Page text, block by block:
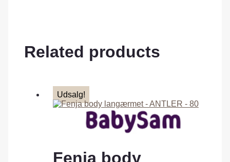
Related products
Udsalg!
Fenja body